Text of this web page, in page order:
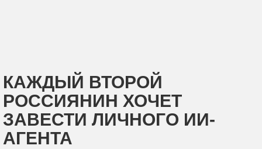
КАЖДЫЙ ВТОРОЙ
РОССИЯНИН ХОЧЕТ
ЗАВЕСТИ ЛИЧНОГО ИИ-
АГЕНТА